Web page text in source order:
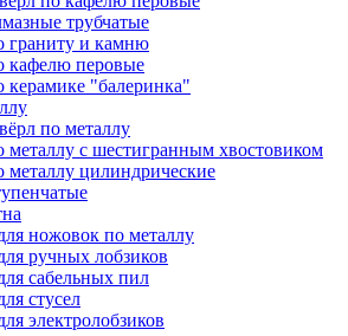
трубчатые
граниту и камню
кафелю перовые
керамике "балеринка"
по металлу
металлу с шестигранным хвостовиком
металлу цилиндрические
ножовок по металлу
ручных лобзиков
сабельных пил
стусел
электролобзиков